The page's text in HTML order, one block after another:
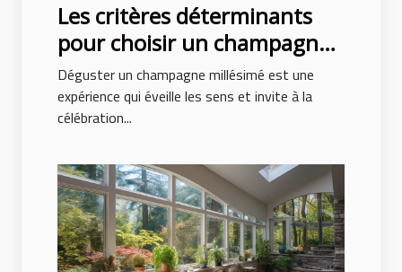
Les critères déterminants
pour choisir un champagne
millésimé de qualité
Déguster un champagne millésimé est une
expérience qui éveille les sens et invite à la
célébration...